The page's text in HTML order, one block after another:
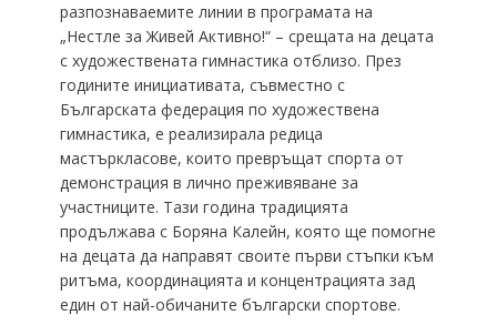
разпознаваемите линии в програмата на
„Нестле за Живей Активно!“ – срещата на децата
с художествената гимнастика отблизо. През
годините инициативата, съвместно с
Българската федерация по художествена
гимнастика, е реализирала редица
мастъркласове, които превръщат спорта от
демонстрация в лично преживяване за
участниците. Тази година традицията
продължава с Боряна Калейн, която ще помогне
на децата да направят своите първи стъпки към
ритъма, координацията и концентрацията зад
един от най-обичаните български спортове.